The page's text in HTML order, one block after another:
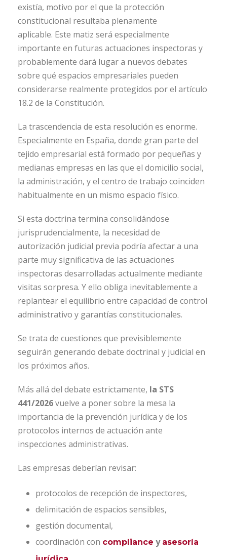
existía, motivo por el que la protección
constitucional resultaba plenamente
aplicable. Este matiz será especialmente
importante en futuras actuaciones inspectoras y
probablemente dará lugar a nuevos debates
sobre qué espacios empresariales pueden
considerarse realmente protegidos por el artículo
18.2 de la Constitución.
La trascendencia de esta resolución es enorme.
Especialmente en España, donde gran parte del
tejido empresarial está formado por pequeñas y
medianas empresas en las que el domicilio social,
la administración, y el centro de trabajo coinciden
habitualmente en un mismo espacio físico.
Si esta doctrina termina consolidándose
jurisprudencialmente, la necesidad de
autorización judicial previa podría afectar a una
parte muy significativa de las actuaciones
inspectoras desarrolladas actualmente mediante
visitas sorpresa. Y ello obliga inevitablemente a
replantear el equilibrio entre capacidad de control
administrativo y garantías constitucionales.
Se trata de cuestiones que previsiblemente
seguirán generando debate doctrinal y judicial en
los próximos años.
Más allá del debate estrictamente, la STS
441/2026vuelve a poner sobre la mesa la
importancia de la prevención jurídica y de los
protocolos internos de actuación ante
inspecciones administrativas.
Las empresas deberían revisar:
protocolos de recepción de inspectores,
delimitación de espacios sensibles,
gestión documental,
coordinación con compliance y asesoría